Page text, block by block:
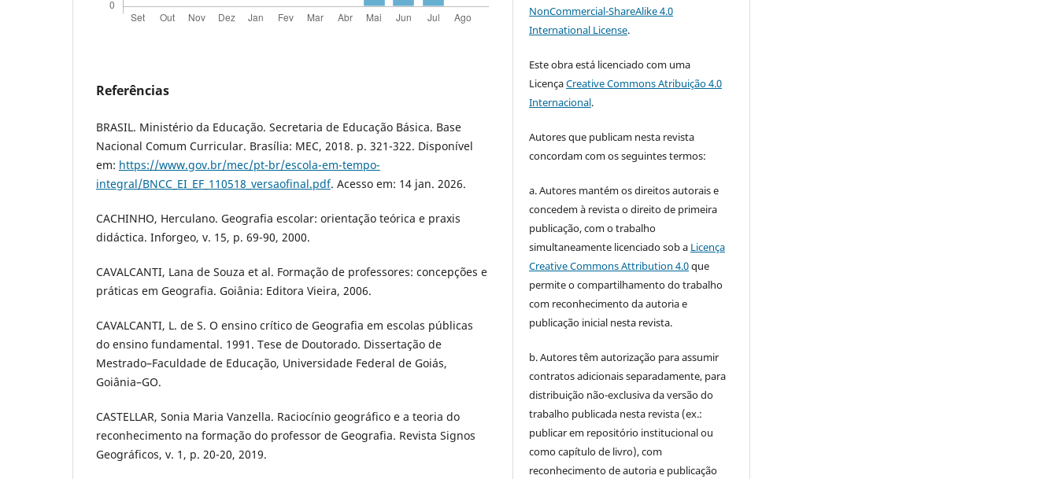
Referências
BRASIL. Ministério da Educação. Secretaria de Educação Básica. Base
Nacional Comum Curricular. Brasília: MEC, 2018. p. 321-322. Disponível
em: https://www.gov.br/mec/pt-br/escola-em-tempo-
integral/BNCC_EI_EF_110518_versaofinal.pdf. Acesso em: 14 jan. 2026.
CACHINHO, Herculano. Geografia escolar: orientação teórica e praxis
didáctica. Inforgeo, v. 15, p. 69-90, 2000.
CAVALCANTI, Lana de Souza et al. Formação de professores: concepções e
práticas em Geografia. Goiânia: Editora Vieira, 2006.
CAVALCANTI, L. de S. O ensino crítico de Geografia em escolas públicas
do ensino fundamental. 1991. Tese de Doutorado. Dissertação de
Mestrado–Faculdade de Educação, Universidade Federal de Goiás,
Goiânia–GO.
CASTELLAR, Sonia Maria Vanzella. Raciocínio geográfico e a teoria do
reconhecimento na formação do professor de Geografia. Revista Signos
Geográficos, v. 1, p. 20-20, 2019.
NonCommercial-ShareAlike 4.0
International License.
Este obra está licenciado com uma
LicençaCreative Commons Atribuição 4.0
Internacional.
Autores que publicam nesta revista
concordam com os seguintes termos:
a. Autores mantém os direitos autorais e
concedem à revista o direito de primeira
publicação, com o trabalho
simultaneamente licenciado sob a Licença
Creative Commons Attribution 4.0que
permite o compartilhamento do trabalho
com reconhecimento da autoria e
publicação inicial nesta revista.
b. Autores têm autorização para assumir
contratos adicionais separadamente, para
distribuição não-exclusiva da versão do
trabalho publicada nesta revista (ex.:
publicar em repositório institucional ou
como capítulo de livro), com
reconhecimento de autoria e publicação